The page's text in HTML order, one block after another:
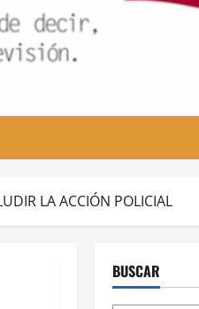
LA ACCIÓN POLICIAL
BUSCAR